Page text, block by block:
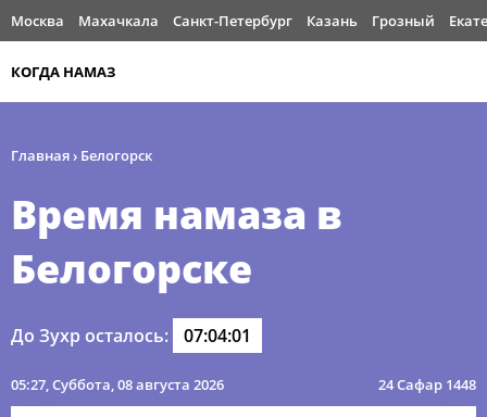
Москва Махачкала Санкт-Петербург Казань Грозный
КОГДА НАМАЗ
Главная› Белогорск
Время намаза в
Белогорске
До Зухр осталось: 07:04:01
05:27, Суббота, 08 августа 2026 24 Сафар 1448